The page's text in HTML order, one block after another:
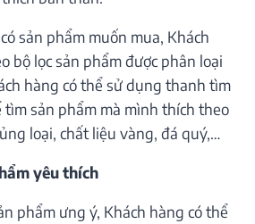
sản phẩm muốn mua, Khách
bộ lọc sản phẩm được phân loại
hàng có thể sử dụng thanh tìm
tìm sản phẩm mà mình thích theo
loại, chất liệu vàng, đá quý,…
yêu thích
phẩm ưng ý, Khách hàng có thể